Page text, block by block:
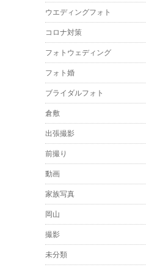
ウエディングフォト
コロナ対策
フォトウェディング
フォト婚
ブライダルフォト
倉敷
出張撮影
前撮り
動画
家族写真
岡山
撮影
未分類